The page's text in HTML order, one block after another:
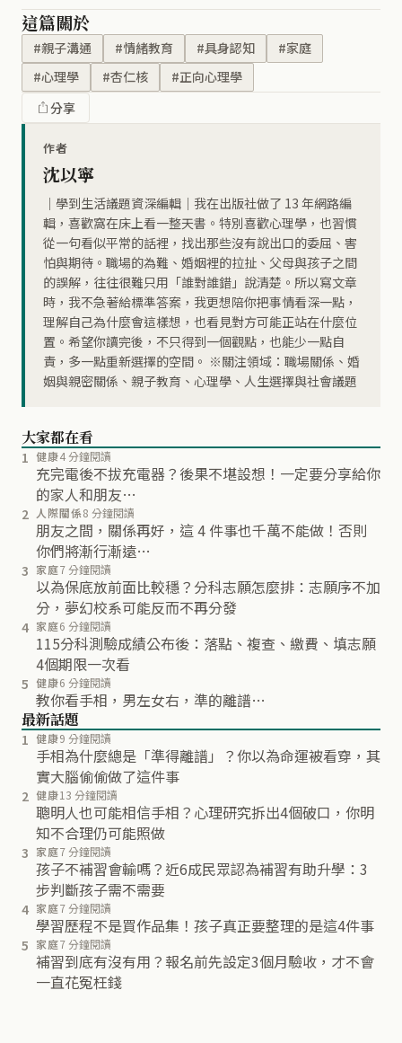
這篇關於
#親子溝通 #情緒教育 #具身認知
#家庭
#心理學
#杏仁核
#正向心理學
分享
作者
沈以寧
｜學到生活議題資深編輯｜我在出版社做了 13 年網路編
輯，喜歡窩在床上看一整天書。特別喜歡心理學，也習慣
從一句看似平常的話裡，找出那些沒有說出口的委屈、害
怕與期待。職場的為難、婚姻裡的拉扯、父母與孩子之間
的誤解，往往很難只用「誰對誰錯」說清楚。所以寫文章
時，我不急著給標準答案，我更想陪你把事情看深一點，
理解自己為什麼會這樣想，也看見對方可能正站在什麼位
置。希望你讀完後，不只得到一個觀點，也能少一點自
責，多一點重新選擇的空間。 ※關注領域：職場關係、婚
姻與親密關係、親子教育、心理學、人生選擇與社會議題
大家都在看
1 健康4 分鐘閱讀
充完電後不拔充電器？後果不堪設想！一定要分享給你
的家人和朋友…
2 人際關係8 分鐘閱讀
朋友之間，關係再好，這 4 件事也千萬不能做！否則
你們將漸行漸遠…
3 家庭7 分鐘閱讀
以為保底放前面比較穩？分科志願怎麼排：志願序不加
分，夢幻校系可能反而不再分發
4 家庭6 分鐘閱讀
115分科測驗成績公布後：落點、複查、繳費、填志願
4個期限一次看
5 健康6 分鐘閱讀
教你看手相，男左女右，準的離譜…
最新話題
1 健康9 分鐘閱讀
手相為什麼總是「準得離譜」？你以為命運被看穿，其
實大腦偷偷做了這件事
2 健康13 分鐘閱讀
聰明人也可能相信手相？心理研究拆出4個破口，你明
知不合理仍可能照做
3 家庭7 分鐘閱讀
孩子不補習會輸嗎？近6成民眾認為補習有助升學：3
步判斷孩子需不需要
4 家庭7 分鐘閱讀
學習歷程不是買作品集！孩子真正要整理的是這4件事
5 家庭7 分鐘閱讀
補習到底有沒有用？報名前先設定3個月驗收，才不會
一直花冤枉錢